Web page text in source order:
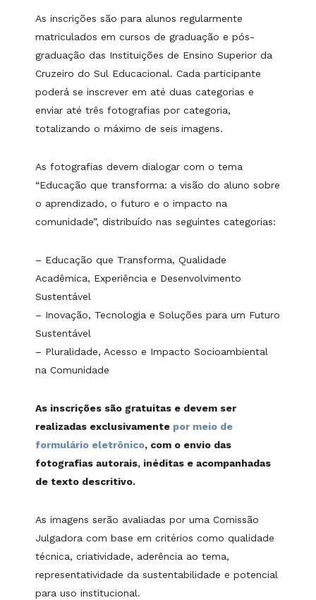
As inscrições são para alunos regularmente
matriculados em cursos de graduação e pós-
graduação das Instituições de Ensino Superior da
Cruzeiro do Sul Educacional. Cada participante
poderá se inscrever em até duas categorias e
enviar até três fotografias por categoria,
totalizando o máximo de seis imagens.
As fotografias devem dialogar com o tema
“Educação que transforma: a visão do aluno sobre
o aprendizado, o futuro e o impacto na
comunidade”, distribuído nas seguintes categorias:
– Educação que Transforma, Qualidade
Acadêmica, Experiência e Desenvolvimento
Sustentável
– Inovação, Tecnologia e Soluções para um Futuro
Sustentável
– Pluralidade, Acesso e Impacto Socioambiental
na Comunidade
As inscrições são gratuitas e devem ser
realizadas exclusivamente por meio de
formulário eletrônico, com o envio das
fotografias autorais, inéditas e acompanhadas
de texto descritivo.
As imagens serão avaliadas por uma Comissão
Julgadora com base em critérios como qualidade
técnica, criatividade, aderência ao tema,
representatividade da sustentabilidade e potencial
para uso institucional.